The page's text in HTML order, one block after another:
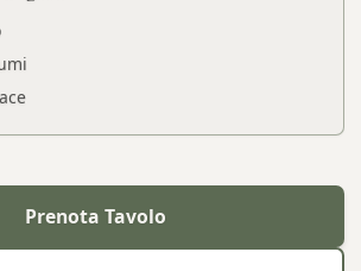
Prenota Tavolo